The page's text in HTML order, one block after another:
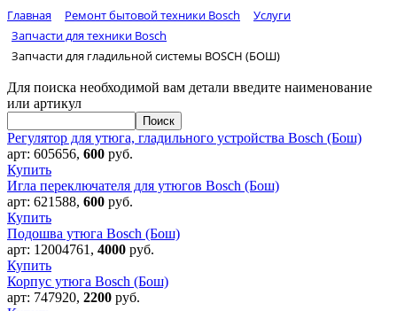
Главная Ремонт бытовой техники Bosch
Услуги
Запчасти для техники Bosch
Запчасти для гладильной системы BOSCH (БОШ)
Для поиска необходимой вам детали введите наименование
или артикул
Регулятор для утюга, гладильного устройства Bosch (Бош)
арт: 605656, 600 руб.
Купить
Игла переключателя для утюгов Bosch (Бош)
арт: 621588, 600 руб.
Купить
Подошва утюга Bosch (Бош)
арт: 12004761 , 4000 руб.
Купить
Корпус утюга Bosch (Бош)
арт: 747920, 2200 руб.